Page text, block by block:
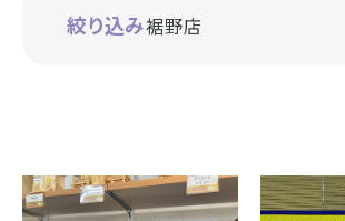
営業日時
9:00～18:00 毎週火曜日定休
お仏壇
お墓
絞り込み裾野店